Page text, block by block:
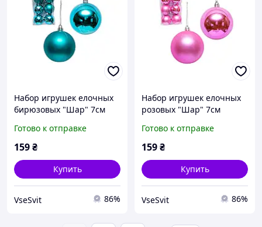
Набор игрушек елочных
бирюзовых "Шар" 7см
Готово к отправке
159₴
Купить
VseSvit 86%
Набор игрушек елочных
розовых "Шар" 7см
Готово к отправке
159₴
Купить
VseSvit 86%